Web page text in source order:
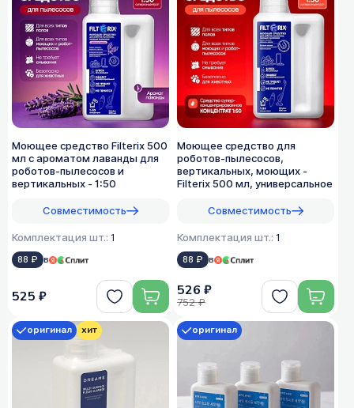
Моющее средство Filterix 500
мл с ароматом лаванды для
роботов-пылесосов и
вертикальных - 1:50
Совместимость
Комплектация шт.: 1
88 ₽ в
525 ₽
Моющее средство для
роботов-пылесосов,
вертикальных, моющих -
Filterix 500 мл, универсальное
Совместимость
Комплектация шт.: 1
88 ₽ в
526 ₽
752 ₽
оригинал хит оригинал